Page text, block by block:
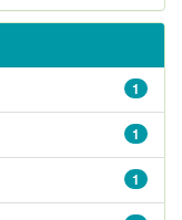
1
1
1